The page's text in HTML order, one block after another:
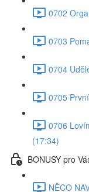
0702
0703
0704
0705
0706
(17:34)
BONUSY pro
NĚCO